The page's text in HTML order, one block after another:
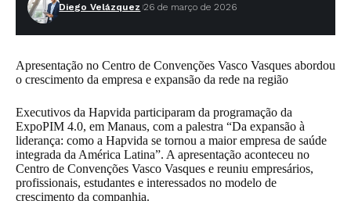
Diego Velázquez 26 de março de 2026
Apresentação no Centro de Convenções Vasco Vasques abordou
o crescimento da empresa e expansão da rede na região
Executivos da Hapvida participaram da programação da
ExpoPIM 4.0, em Manaus, com a palestra “Da expansão à
liderança: como a Hapvida se tornou a maior empresa de saúde
integrada da América Latina”. A apresentação aconteceu no
Centro de Convenções Vasco Vasques e reuniu empresários,
profissionais, estudantes e interessados no modelo de
crescimento da companhia.